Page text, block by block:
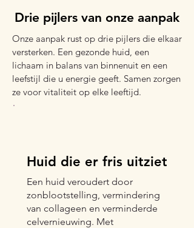
Drie pijlers van onze aanpak
Onze aanpak rust op drie pijlers die elkaar
versterken. Een gezonde huid, een
lichaam in balans van binnenuit en een
leefstijl die u energie geeft. Samen zorgen
ze voor vitaliteit op elke leeftijd.
Huid die er fris uitziet
Een huid veroudert door
zonblootstelling, vermindering
van collageen en verminderde
celvernieuwing. Met